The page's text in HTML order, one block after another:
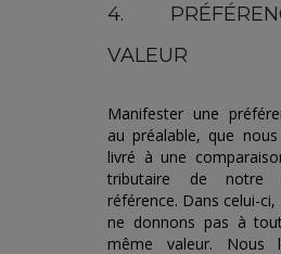
4.
VALEUR
Manifester une
au préalable, que
livré à une
tributaire de notre
référence. Dans celui-
ne donnons pas à
même valeur. Nous